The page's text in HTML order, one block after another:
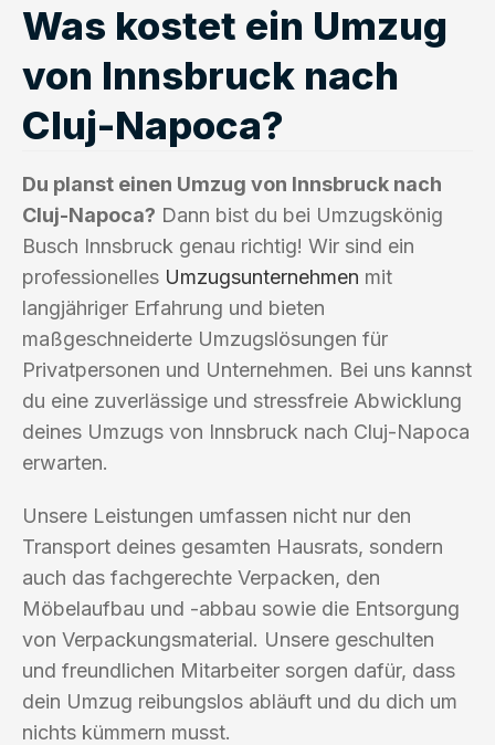
Was kostet ein Umzug
von Innsbruck nach
Cluj-Napoca?
Du planst einen Umzug von Innsbruck nach
Cluj-Napoca? Dann bist du bei Umzugskönig
Busch Innsbruck genau richtig! Wir sind ein
professionelles Umzugsunternehmen mit
langjähriger Erfahrung und bieten
maßgeschneiderte Umzugslösungen für
Privatpersonen und Unternehmen. Bei uns kannst
du eine zuverlässige und stressfreie Abwicklung
deines Umzugs von Innsbruck nach Cluj-Napoca
erwarten.
Unsere Leistungen umfassen nicht nur den
Transport deines gesamten Hausrats, sondern
auch das fachgerechte Verpacken, den
Möbelaufbau und -abbau sowie die Entsorgung
von Verpackungsmaterial. Unsere geschulten
und freundlichen Mitarbeiter sorgen dafür, dass
dein Umzug reibungslos abläuft und du dich um
nichts kümmern musst.